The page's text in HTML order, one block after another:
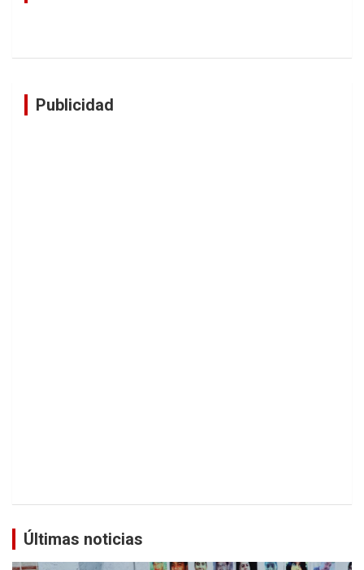
Publicidad
Últimas noticias